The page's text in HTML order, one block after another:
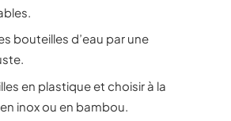
bouteilles d’eau par une
en plastique et choisir à la
inox ou en bambou.